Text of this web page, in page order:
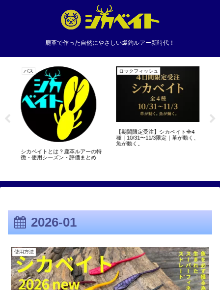
鹿革で作った自然にやさしい爆釣ルアー新時代！
バス
シカベイトとは？鹿革ルアーの特
徴・使用シーズン・評価まとめ
ロックフィッシュ
【期間限定受注】シカベイト全4
種｜10/31〜11/3限定｜革が動く、
魚が動く。
愛
2026-01
使用方法